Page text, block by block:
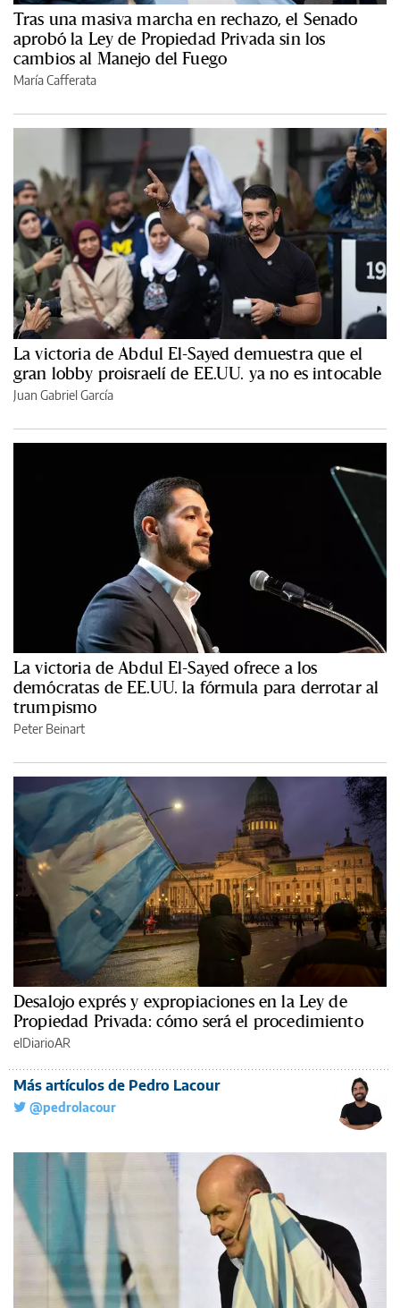
Tras una masiva marcha en rechazo, el Senado
aprobó la Ley de Propiedad Privada sin los
cambios al Manejo del Fuego
María Cafferata
La victoria de Abdul El-Sayed demuestra que el
gran lobby proisraelí de EE.UU. ya no es intocable
Juan Gabriel García
La victoria de Abdul El-Sayed ofrece a los
demócratas de EE.UU. la fórmula para derrotar al
trumpismo
Peter Beinart
Desalojo exprés y expropiaciones en la Ley de
Propiedad Privada: cómo será el procedimiento
elDiarioAR
Más artículos de Pedro Lacour
@pedrolacour